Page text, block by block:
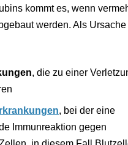
kommt es, wenn
werden. Als
, die zu einer
, bei der eine
Immunreaktion gegen